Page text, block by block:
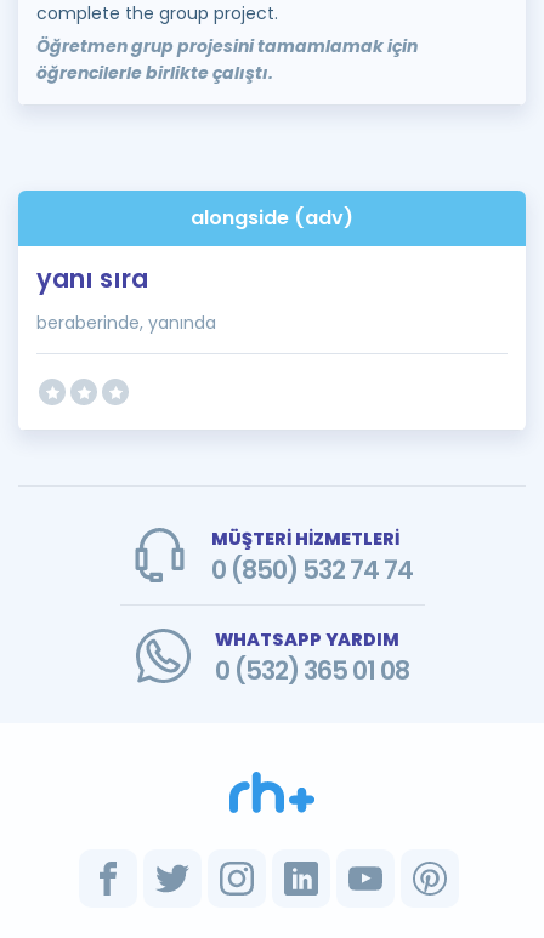
complete the group project.
Öğretmen grup projesini tamamlamak için
öğrencilerle birlikte çalıştı.
alongside (adv)
yanı sıra
beraberinde, yanında
MÜŞTERİ HİZMETLERİ
0 (850) 532 74 74
WHATSAPP YARDIM
0 (532) 365 01 08